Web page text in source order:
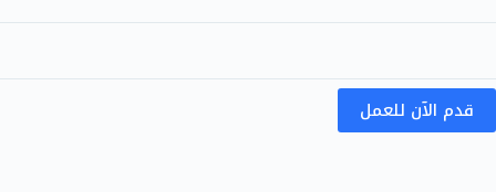
قدم الآن للعمل